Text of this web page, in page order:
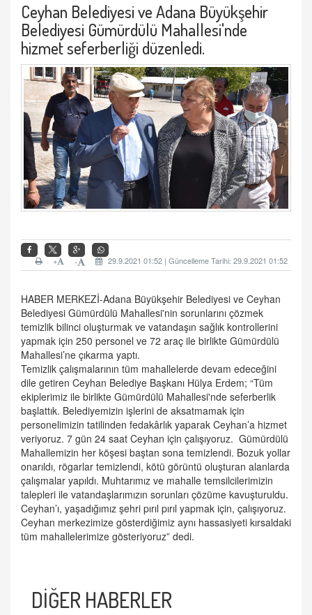
Ceyhan Belediyesi ve Adana Büyükşehir
Belediyesi Gümürdülü Mahallesi'nde
hizmet seferberliği düzenledi.
29.9.2021 01:52 | Güncelleme Tarihi: 29.9.2021 01:52
-
+
HABER MERKEZİ-Adana Büyükşehir Belediyesi ve Ceyhan
Belediyesi Gümürdülü Mahallesi'nin sorunlarını çözmek
temizlik bilinci oluşturmak ve vatandaşın sağlık kontrollerini
yapmak için 250 personel ve 72 araç ile birlikte Gümürdülü
Mahallesi’ne çıkarma yaptı.
Temizlik çalışmalarının tüm mahallelerde devam edeceğini
dile getiren Ceyhan Belediye Başkanı Hülya Erdem; “Tüm
ekiplerimiz ile birlikte Gümürdülü Mahallesi'nde seferberlik
başlattık. Belediyemizin işlerini de aksatmamak için
personelimizin tatilinden fedakârlık yaparak Ceyhan’a hizmet
veriyoruz. 7 gün 24 saat Ceyhan için çalışıyoruz. Gümürdülü
Mahallemizin her köşesi baştan sona temizlendi. Bozuk yollar
onarıldı, rögarlar temizlendi, kötü görüntü oluşturan alanlarda
çalışmalar yapıldı. Muhtarımız ve mahalle temsilcilerimizin
talepleri ile vatandaşlarımızın sorunları çözüme kavuşturuldu.
Ceyhan’ı, yaşadığımız şehri pırıl pırıl yapmak için, çalışıyoruz.
Ceyhan merkezimize gösterdiğimiz aynı hassasiyeti kırsaldaki
tüm mahallelerimize gösteriyoruz” dedi.
DİĞER HABERLER